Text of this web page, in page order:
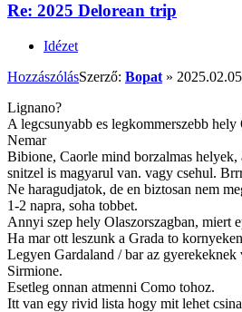
Re: 2025 Delorean trip
Idézet
HozzászólásSzerző: Bopat »
Lignano?
A legcsunyabb es legkommerszebb hely
Nemar
Bibione, Caorle mind borzalmas helyek,
snitzel is magyarul van. vagy csehul.
Ne haragudjatok, de en biztosan nem
1-2 napra, soha tobbet.
Annyi szep hely Olaszorszagban, miert
Ha mar ott leszunk a Grada to
Legyen Gardaland / bar az
Sirmione.
Esetleg onnan atmenni Como tohoz.
Itt van egy rivid lista hogy mit lehet